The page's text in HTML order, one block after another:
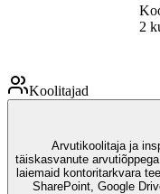
2
Koolitajad
Arvutikoolitaja ja
täiskasvanute
laiemaid kontoritarkvara
SharePoint, Google